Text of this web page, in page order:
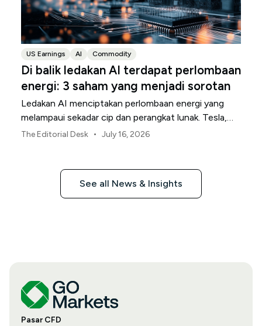
US Earnings AI Commodity
Di balik ledakan AI terdapat perlombaan
energi: 3 saham yang menjadi sorotan
Ledakan AI menciptakan perlombaan energi yang
melampaui sekadar cip dan perangkat lunak. Tesla,
NextEra Energy, dan ExxonMobil berada di tiga
The Editorial Desk • July 16, 2026
See all News & Insights
Pasar CFD